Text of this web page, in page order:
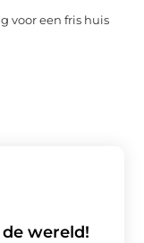
voor een fris huis
wereld!